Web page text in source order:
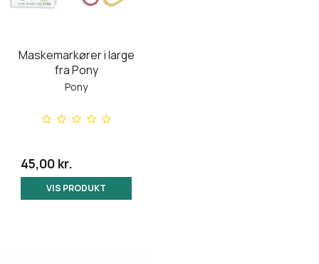
Maskemarkører i large
fra Pony
Pony
45,00 kr.
VIS PRODUKT